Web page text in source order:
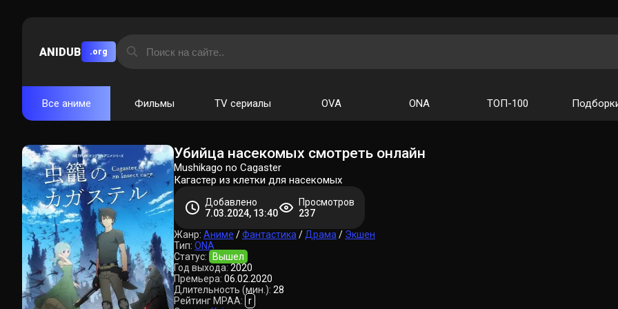
ANIDUB .org
Все аниме Фильмы TV сериалы OVA ONA ТОП-100
Убийца насекомых смотреть онлайн
Mushikago no Cagaster
Кагастер из клетки для насекомых
Добавлено
7.03.2024, 13:40
Просмотров
237
Жанр: Аниме /Фантастика / Драма / Экшен
Тип: ONA
Статус:
Вышел
Год выхода: 2020
Премьера: 06.02.2020
Длительность (мин.): 28
Рейтинг MPAA: r